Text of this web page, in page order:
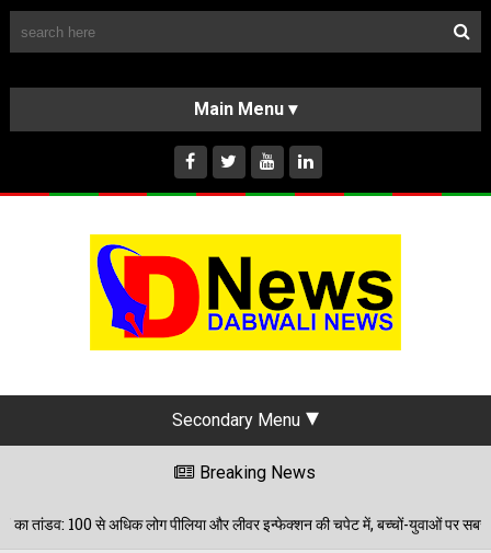
HOME
ABOUT US
INSTAGRAM
Secondary Menu
Breaking News
और लीवर इन्फेक्शन की चपेट में, बच्चों-युवाओं पर सबसे बड़ा हमला! 06/